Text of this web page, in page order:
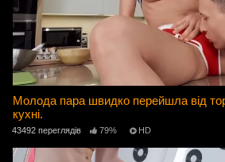
Молода пара швидко перейшла від
кухні.
43492 переглядів 79% HD